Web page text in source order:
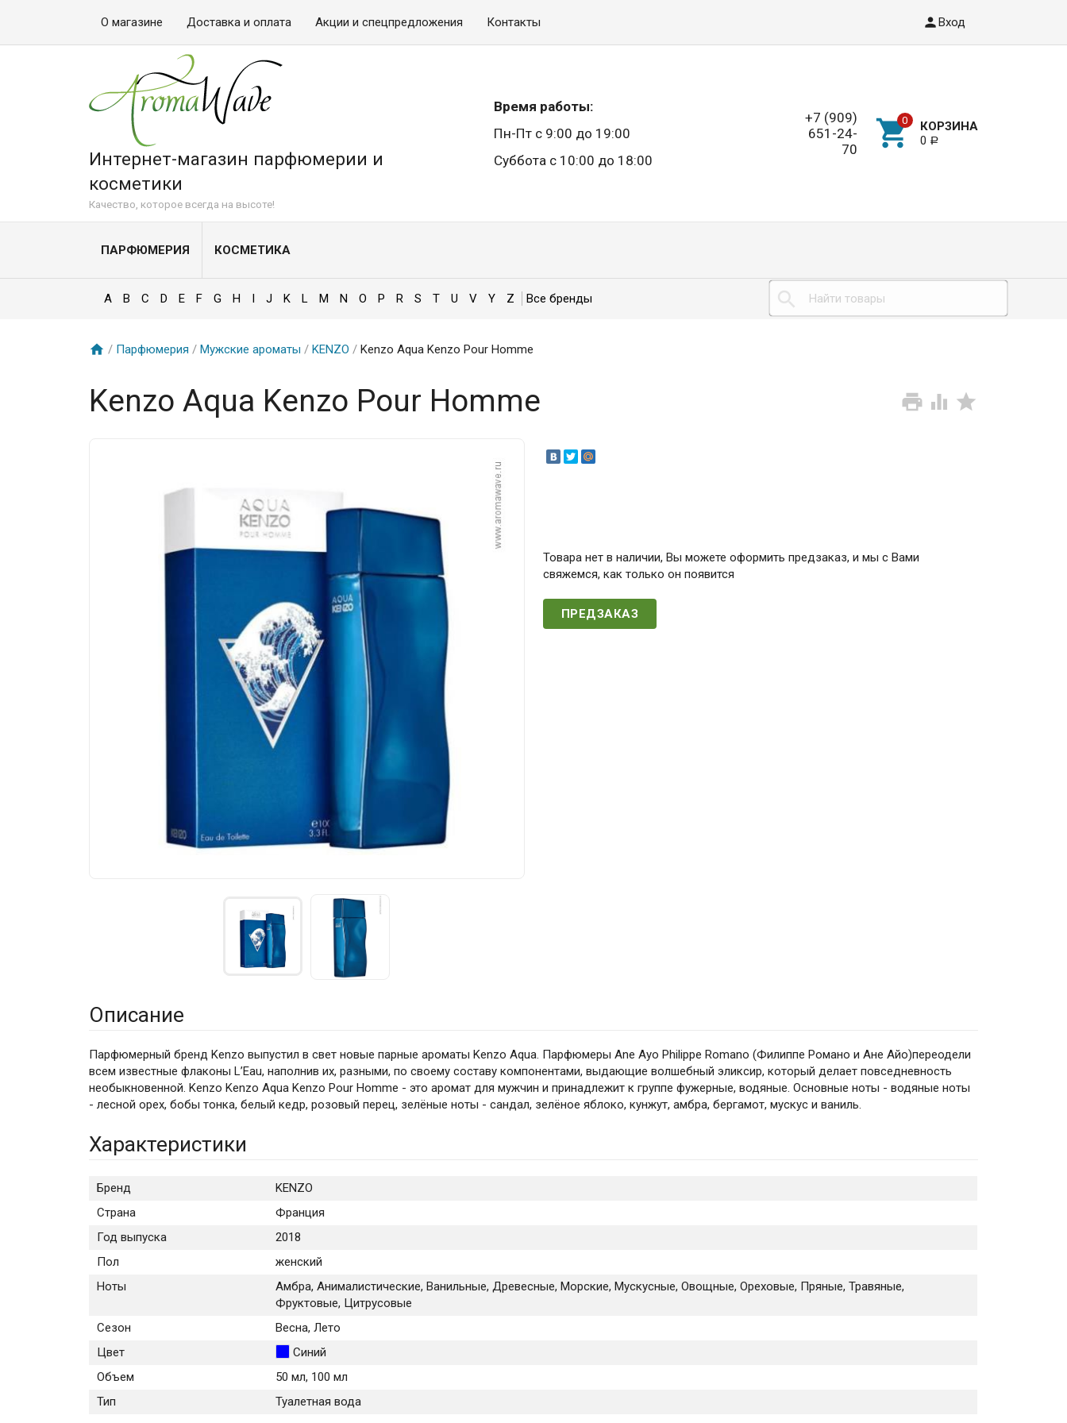
О магазине Доставка и оплата Акции и спецпредложения Контакты Вход
Интернет-магазин парфюмерии и
косметики
Качество, которое всегда на высоте!
Время работы:
Пн-Пт с 9:00 до 19:00
Суббота с 10:00 до 18:00
+7 (909)
651-24-
70
КОРЗИНА
0 Р
ПАРФЮМЕРИЯ КОСМЕТИКА
A B C D E F G H I J K L M N O P R S T U V Y Z
/ Парфюмерия / Мужские ароматы / KENZO / Kenzo Aqua Kenzo Pour Homme
Kenzo Aqua Kenzo Pour Homme
Товара нет в наличии, Вы можете оформить предзаказ, и мы с Вами
свяжемся, как только он появится
ПРЕДЗАКАЗ
Описание
Парфюмерный бренд Kenzo выпустил в свет новые парные ароматы Kenzo Aqua. Парфюмеры Ane Ayo Philippe Romano (Филиппе Романо и Ане Айо)переодели
всем известные флаконы L’Eau, наполнив их, разными, по своему составу компонентами, выдающие волшебный эликсир, который делает повседневность
необыкновенной. Kenzo Kenzo Aqua Kenzo Pour Homme - это аромат для мужчин и принадлежит к группе фужерные, водяные. Основные ноты - водяные ноты
- лесной орех, бобы тонка, белый кедр, розовый перец, зелёные ноты - сандал, зелёное яблоко, кунжут, амбра, бергамот, мускус и ваниль.
Характеристики
Бренд
KENZO
Страна
Франция
Год выпуска
2018
Пол
женский
Ноты
Амбра, Анималистические, Ванильные, Древесные, Морские, Мускусные, Овощные, Ореховые, Пряные, Травяные,
Фруктовые, Цитрусовые
Сезон
Весна, Лето
Цвет
Синий
Объем
50 мл, 100 мл
Тип
Туалетная вода